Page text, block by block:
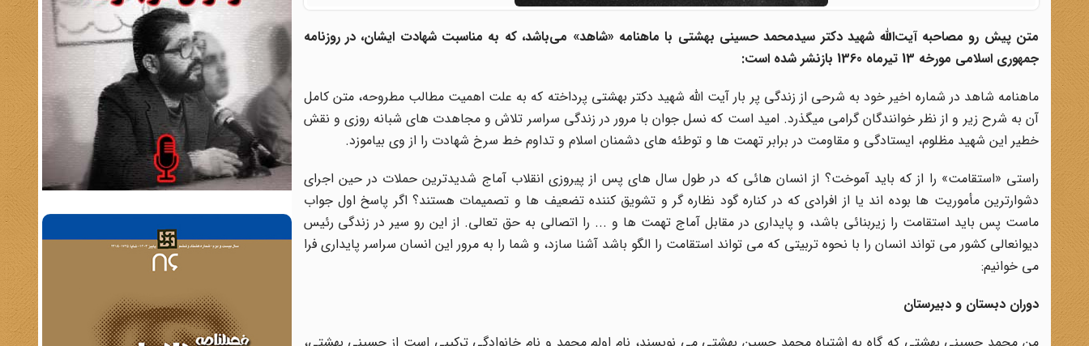
متن پیش رو مصاحبه آیت‌الله شهید دکتر سیدمحمد حسینی بهشتی با ماهنامه «شاهد» می‌باشد، که به مناسبت شهادت ایشان، در روزنامه
جمهوری اسلامی مورخه 13 تیرماه 1360 بازنشر شده است:
ماهنامه شاهد در شماره اخیر خود به شرحی از زندگی پر بار آیت الله شهید دکتر بهشتی پرداخته که به علت اهمیت مطالب مطروحه، متن کامل
آن به شرح زیر و از نظر خوانندگان گرامی میگذرد. امید است که نسل جوان با مرور در زندگی سراسر تلاش و مجاهدت های شبانه روزی و نقش
خطیر این شهید مظلوم، ایستادگی و مقاومت در برابر تهمت ها و توطئه های دشمنان اسلام و تداوم خط سرخ شهادت را از وی بیاموزد.
راستی «استقامت» را از که باید آموخت؟ از انسان هائی که در طول سال های پس از پیروزی انقلاب آماج شدیدترین حملات در حین اجرای
دشوارترین مأموریت ها بوده اند یا از افرادی که در کناره گود نظاره گر و تشویق کننده تضعیف ها و تصمیمات هستند؟ اگر پاسخ اول جواب
ماست پس باید استقامت را زیربنائی باشد، و پایداری در مقابل آماج تهمت ها و ... را اتصالی به حق تعالی. از این رو سیر در زندگی رئیس
دیوانعالی کشور می تواند انسان را با نحوه تربیتی که می تواند استقامت را الگو باشد آشنا سازد، و شما را به مرور این انسان سراسر پایداری فرا
می خوانیم:
دوران دبستان و دبیرستان